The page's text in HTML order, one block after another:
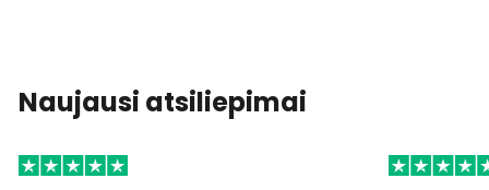
Naujausi atsiliepimai